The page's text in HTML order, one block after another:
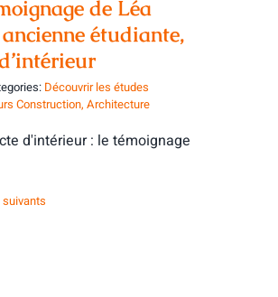
de Léa
étudiante,
Découvrir les études
Construction, Architecture
d'intérieur : le témoignage